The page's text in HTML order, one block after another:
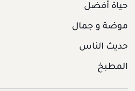
حياة أفضل
موضة و جمال
حديث الناس
المطبخ